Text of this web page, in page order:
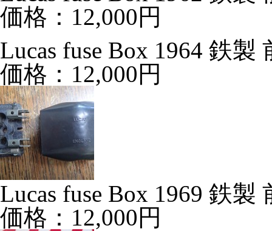
価格：12,000円
Lucas fuse Box 1964 鉄
価格：12,000円
Lucas fuse Box 1969 鉄
価格：12,000円